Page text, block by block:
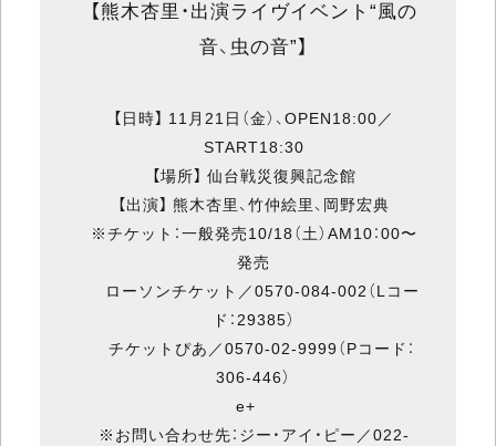
【熊木杏里・出演ライヴイベント“風の
音、虫の音”】
【日時】 11月21日（金）、OPEN18:00／
START18:30
【場所】 仙台戦災復興記念館
【出演】 熊木杏里、竹仲絵里、岡野宏典
※チケット：一般発売10/18（土）AM10：00〜
発売
ローソンチケット／0570-084-002（Lコー
ド：29385）
チケットぴあ／0570-02-9999（Pコード：
306-446）
e+
※お問い合わせ先：ジー・アイ・ピー／022-